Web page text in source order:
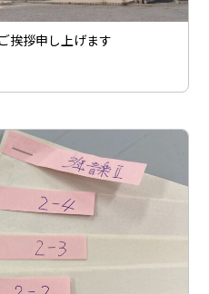
挨拶申し上げます